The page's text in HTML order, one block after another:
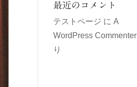
最近のコメント
テストページ にA
WordPress Commenter
り